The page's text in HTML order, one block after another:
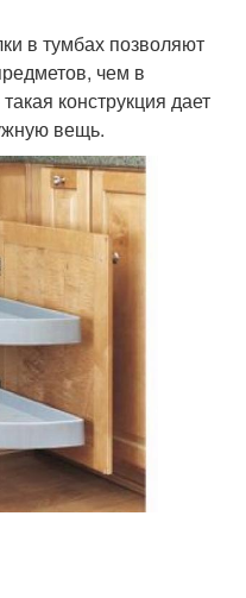
в тумбах позволяют
чем в
конструкция дает
вещь.